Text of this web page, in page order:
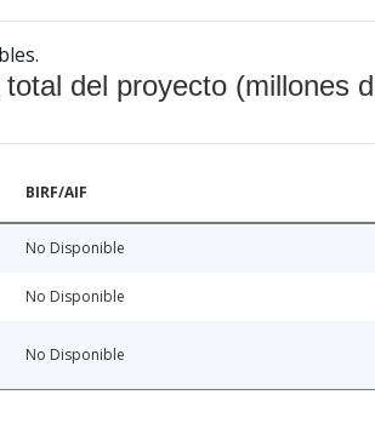
del proyecto (millones
BIRF/AIF
No Disponible
No Disponible
No Disponible